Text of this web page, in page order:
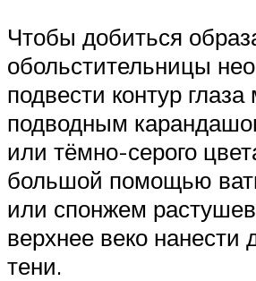
Чтобы добиться
обольстительницы
подвести контур глаза
подводным
или тёмно-серого
большой помощью
или спонжем
верхнее веко
тени.